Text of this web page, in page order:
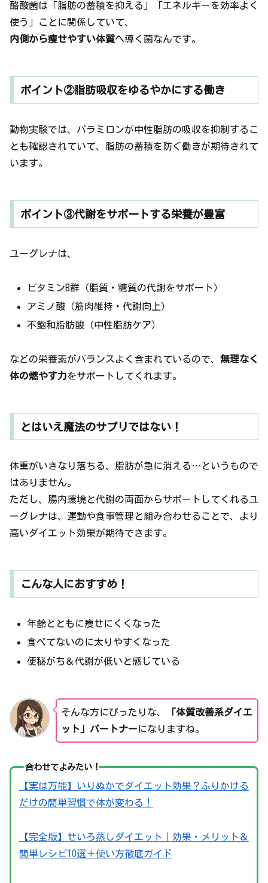
酪酸菌は「脂肪の蓄積を抑える」「エネルギーを効率よく
使う」ことに関係していて、
内側から痩せやすい体質へ導く菌なんです。
ポイント②脂肪吸収をゆるやかにする働き
動物実験では、パラミロンが中性脂肪の吸収を抑制するこ
とも確認されていて、脂肪の蓄積を防ぐ働きが期待されて
います。
ポイント③代謝をサポートする栄養が豊富
ユーグレナは、
ビタミンB群（脂質・糖質の代謝をサポート）
アミノ酸（筋肉維持・代謝向上）
不飽和脂肪酸（中性脂肪ケア）
などの栄養素がバランスよく含まれているので、 無理なく
体の燃やす力をサポートしてくれます。
とはいえ魔法のサプリではない！
体重がいきなり落ちる、脂肪が急に消える…というもので
はありません。
ただし、腸内環境と代謝の両面からサポートしてくれるユ
ーグレナは、運動や食事管理と組み合わせることで、より
高いダイエット効果が期待できます。
こんな人におすすめ！
年齢とともに痩せにくくなった
食べてないのに太りやすくなった
便秘がち＆代謝が低いと感じている
そんな方にぴったりな、
「体質改善系ダイエ
ット」パートナーになりますね。
合わせてよみたい！
【実は万能】いりぬかでダイエット効果？ふりかける
だけの簡単習慣で体が変わる！
【完全版】せいろ蒸しダイエット｜効果・メリット＆
簡単レシピ10選＋使い方徹底ガイド